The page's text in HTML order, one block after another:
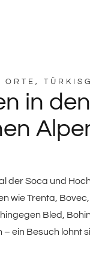
ORTE,
in den
der Soca und
wie Trenta,
Bled,
ein Besuch lohnt